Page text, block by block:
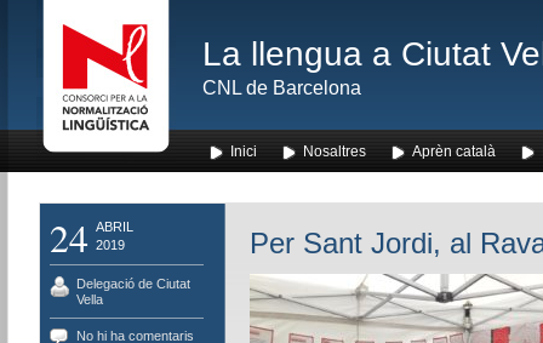
La llengua a Ciutat
CNL de Barcelona
Inici Nosaltres Aprèn català
24 ABRIL
2019
Delegació de Ciutat
Vella
No hi ha comentaris
Per Sant Jordi, al